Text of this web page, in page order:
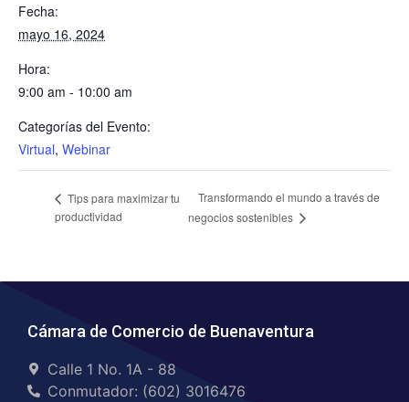
Fecha:
mayo 16, 2024
Hora:
9:00 am - 10:00 am
Categorías del Evento:
Virtual, Webinar
Tips para maximizar tu
productividad
Transformando el mundo a través de
negocios sostenibles
Cámara de Comercio de Buenaventura
Calle 1 No. 1A - 88
Conmutador: (602) 3016476